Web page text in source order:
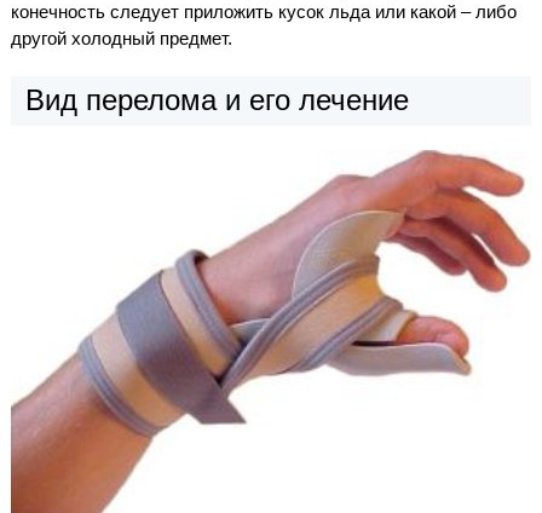
конечность следует приложить кусок льда или какой – либо
другой холодный предмет.
Вид перелома и его лечение